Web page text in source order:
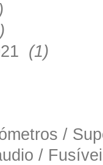
(1)
/
/